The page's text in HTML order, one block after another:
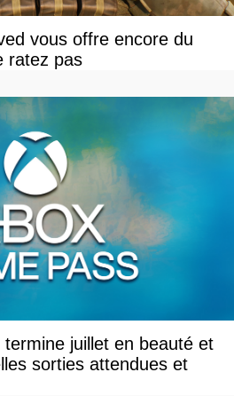
vous offre encore du
ratez pas
juillet en beauté et
sorties attendues et